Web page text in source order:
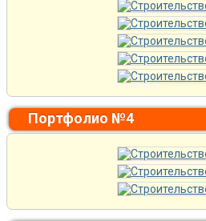
Портфолио №4